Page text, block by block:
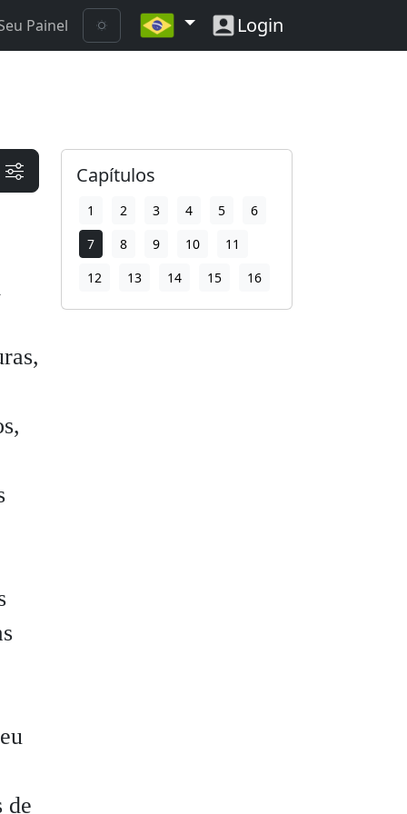
Painel Login
de
Capítulos
1 2 3 4 5
6
7
8 9 10
11
12
13 14 15 16